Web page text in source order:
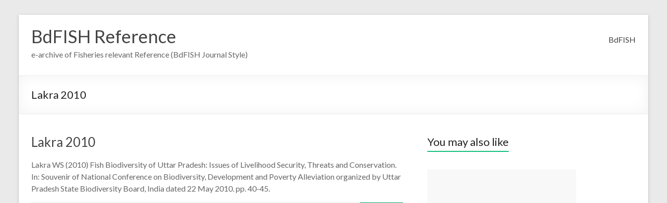
contentBdFISH Reference
e-archive of Fisheries relevant Reference (BdFISH Journal Style)
BdFISH
Lakra 2010
Lakra 2010
Lakra WS (2010) Fish Biodiversity of Uttar Pradesh: Issues of Livelihood Security, Threats and Conservation.
In: Souvenir of National Conference on Biodiversity, Development and Poverty Alleviation organized by Uttar
Pradesh State Biodiversity Board, India dated 22 May 2010. pp. 40-45.
You may also like